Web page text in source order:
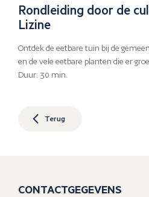
Rondleiding door de
Lizine
Ontdek de eetbare tuin bij de
en de vele eetbare planten die er
Duur: 30 min.
Terug
CONTACTGEGEVENS